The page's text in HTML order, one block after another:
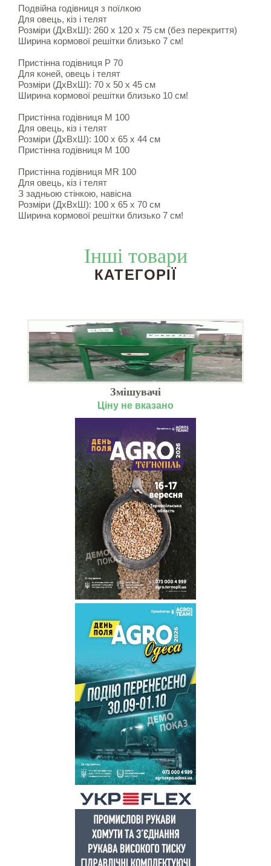
Подвійна годівниця з поїлкою
Для овець, кіз і телят
Розміри (ДxВxШ): 260 x 120 x 75 см (без перекриття)
Ширина кормової решітки близько 7 см!
Пристінна годівниця Р 70
Для коней, овець і телят
Розміри (ДxВxШ): 70 x 50 x 45 см
Ширина кормової решітки близько 10 см!
Пристінна годівниця М 100
Для овець, кіз і телят
Розміри (ДxВxШ): 100 x 65 x 44 см
Пристінна годівниця М 100
Пристінна годівниця MR 100
Для овець, кіз і телят
З задньою стінкою, навісна
Розміри (ДxВxШ): 100 x 65 x 70 см
Ширина кормової решітки близько 7 см!
Інші товари
КАТЕГОРІЇ
Змішувачі
Ціну не вказано